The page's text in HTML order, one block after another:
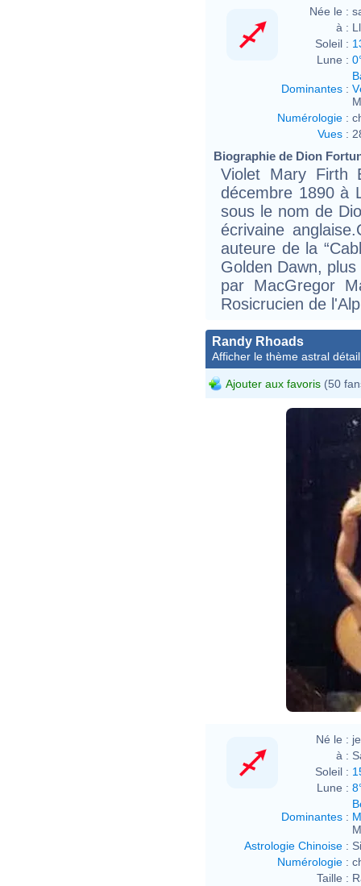
Née le :
à :
Soleil :
Lune :
Dominantes :
Numérologie :
Vues :
Biographie de Dion
Violet Mary Firth
décembre 1890 à
sous le nom de
écrivaine
auteure de la
Golden Dawn,
par MacGregor
Rosicrucien de
Randy Rhoads
Afficher le thème astral
Ajouter aux favoris (50
Né le :
à :
Soleil :
Lune :
Dominantes :
Astrologie Chinoise :
Numérologie :
Taille :